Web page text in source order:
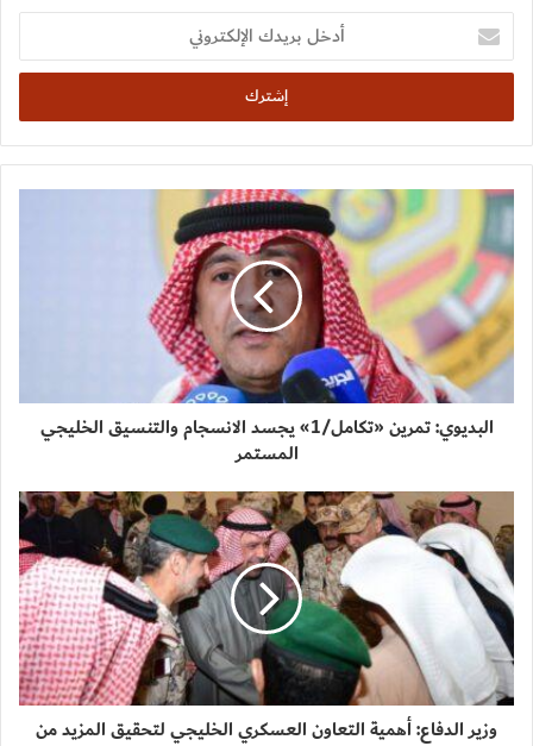
أدخل
بريدك
الإلكتروني
البديوي: تمرين «تكامل/1» يجسد الانسجام والتنسيق الخليجي
المستمر
وزير الدفاع: أهمية التعاون العسكري الخليجي لتحقيق المزيد من